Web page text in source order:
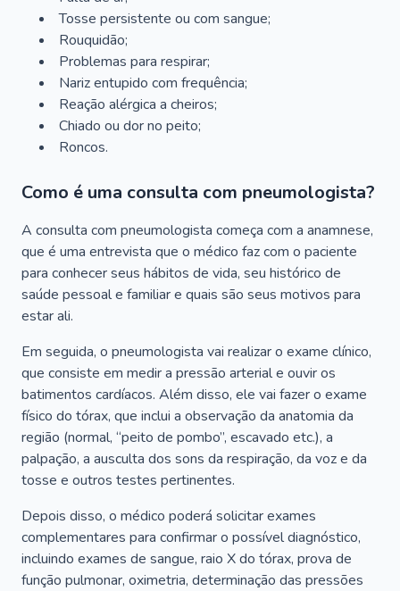
Tosse persistente ou com sangue;
Rouquidão;
Problemas para respirar;
Nariz entupido com frequência;
Reação alérgica a cheiros;
Chiado ou dor no peito;
Roncos.
Como é uma consulta com pneumologista?
A consulta com pneumologista começa com a anamnese,
que é uma entrevista que o médico faz com o paciente
para conhecer seus hábitos de vida, seu histórico de
saúde pessoal e familiar e quais são seus motivos para
estar ali.
Em seguida, o pneumologista vai realizar o exame clínico,
que consiste em medir a pressão arterial e ouvir os
batimentos cardíacos. Além disso, ele vai fazer o exame
físico do tórax, que inclui a observação da anatomia da
região (normal, “peito de pombo”, escavado etc.), a
palpação, a ausculta dos sons da respiração, da voz e da
tosse e outros testes pertinentes.
Depois disso, o médico poderá solicitar exames
complementares para confirmar o possível diagnóstico,
incluindo exames de sangue, raio X do tórax, prova de
função pulmonar, oximetria, determinação das pressões